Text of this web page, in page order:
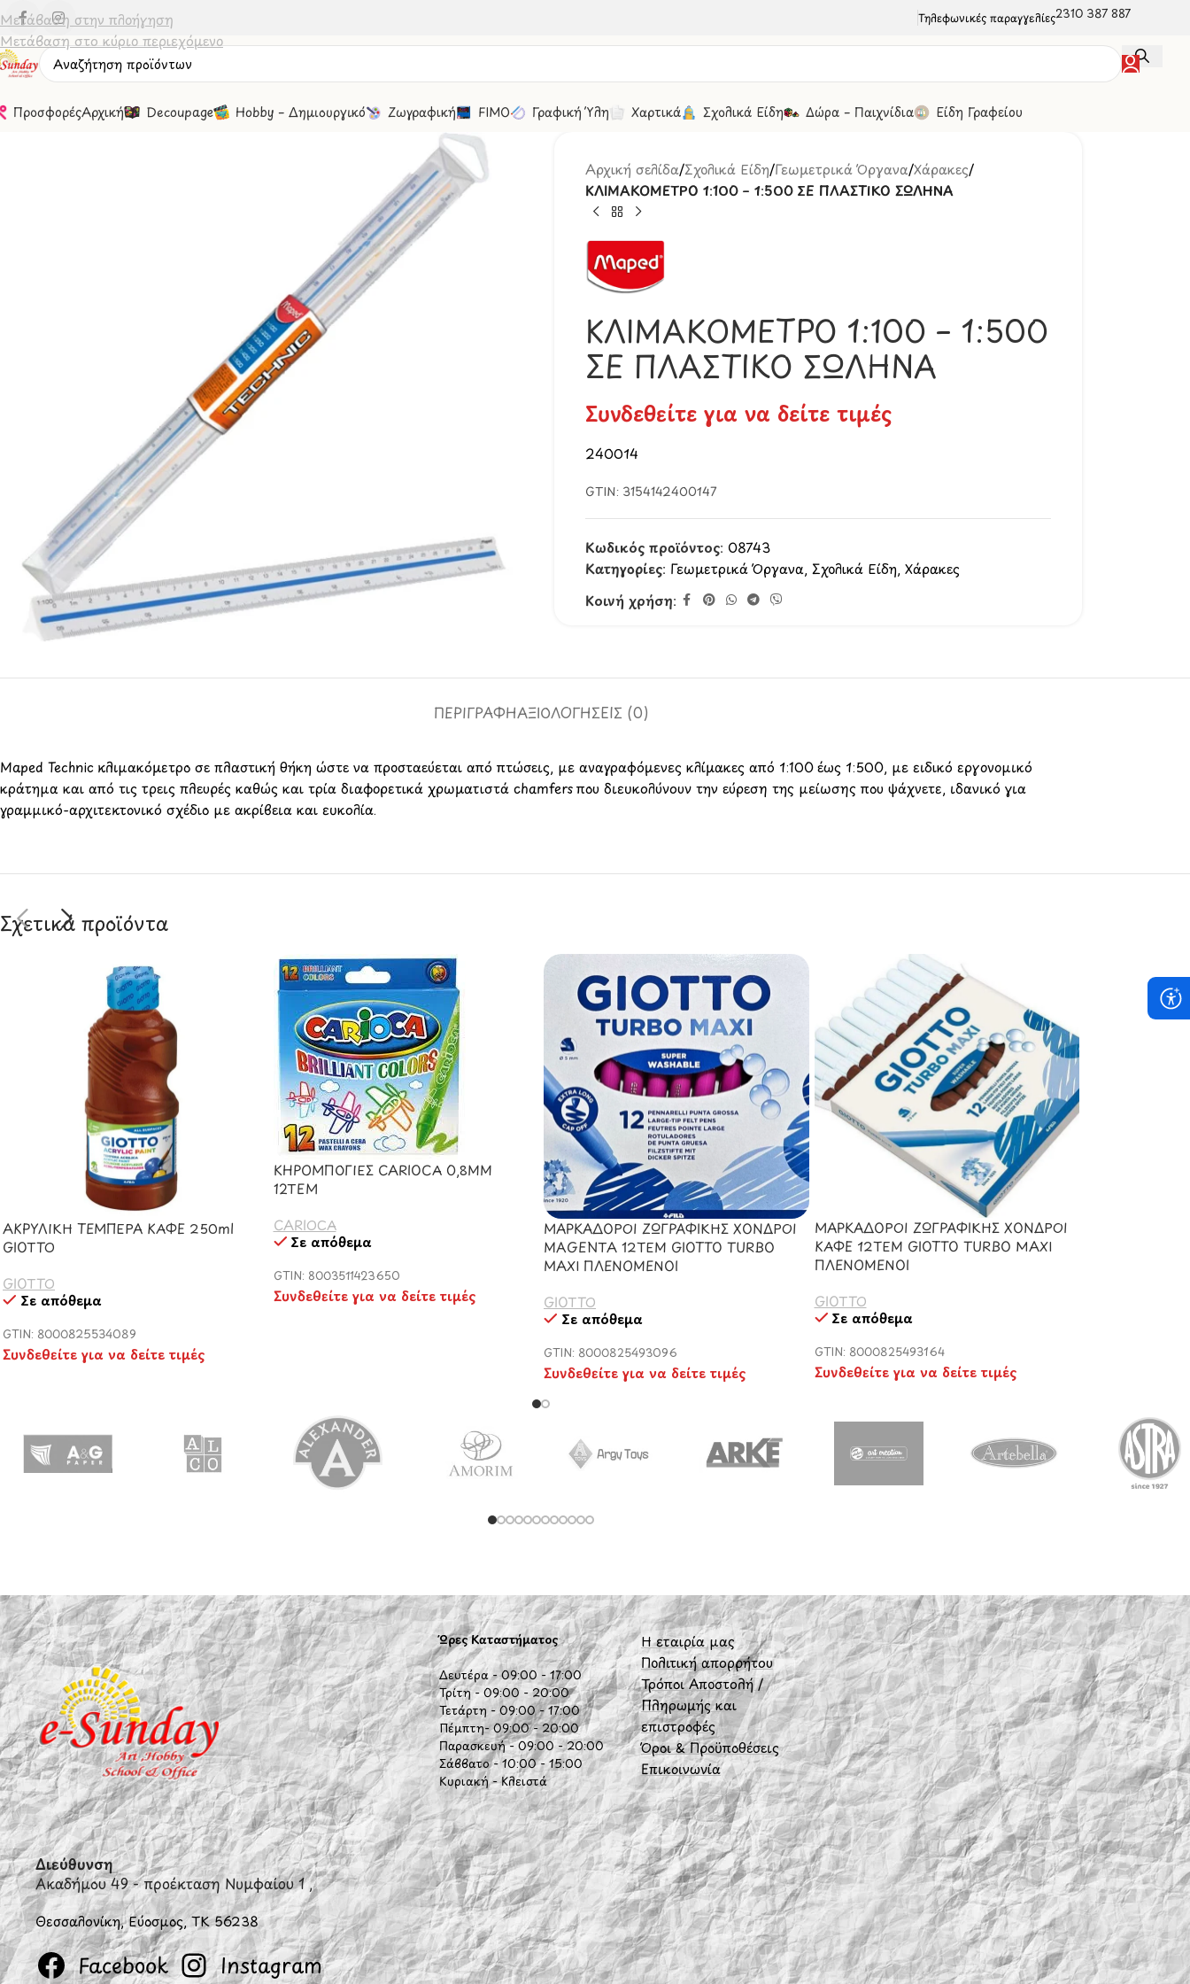
Μετάβαση στην πλοήγηση
Μετάβαση στο κύριο περιεχόμενο
Τηλεφωνικές παραγγελίες2310 387 887
ΠροσφορέςΑρχική Decoupage Hobby – Δημιουργικό Ζωγραφική FIMO Γραφική Ύλη Χαρτικά Σχολικά Είδη Δώρα – Παιχνίδια Είδη Γραφείου
Αρχική σελίδα/Σχολικά Είδη/Γεωμετρικά Όργανα/Χάρακες/
ΚΛΙΜΑΚΟΜΕΤΡΟ 1:100 – 1:500 ΣΕ ΠΛΑΣΤΙΚΟ ΣΩΛΗΝΑ
ΚΛΙΜΑΚΟΜΕΤΡΟ 1:100 – 1:500
ΣΕ ΠΛΑΣΤΙΚΟ ΣΩΛΗΝΑ
Συνδεθείτε για να δείτε τιμές
240014
GTIN: 3154142400147
Κωδικός προϊόντος: 08743
Κατηγορίες: Γεωμετρικά Όργανα, Σχολικά Είδη, Χάρακες
Κοινή χρήση:
ΠΕΡΙΓΡΑΦΉΑΞΙΟΛΟΓΉΣΕΙΣ (0)
Maped Technic κλιμακόμετρο σε πλαστική θήκη ώστε να προσταεύεται από πτώσεις, με αναγραφόμενες κλίμακες από 1:100 έως 1:500, με ειδικό εργονομικό
κράτημα και από τις τρεις πλευρές καθώς και τρία διαφορετικά χρωματιστά chamfers που διευκολύνουν την εύρεση της μείωσης που ψάχνετε, ιδανικό για
γραμμικό-αρχιτεκτονικό σχέδιο με ακρίβεια και ευκολία.
Σχετικά προϊόντα
ΑΚΡΥΛΙΚΗ ΤΕΜΠΕΡΑ ΚΑΦΕ 250ml
GIOTTO
GIOTTO
Σε απόθεμα
GTIN: 8000825534089
Συνδεθείτε για να δείτε τιμές
ΚΗΡΟΜΠΟΓΙΕΣ CARIOCA 0,8MM
12TEM
CARIOCA
Σε απόθεμα
GTIN: 8003511423650
Συνδεθείτε για να δείτε τιμές
ΜΑΡΚΑΔΟΡΟΙ ΖΩΓΡΑΦΙΚΗΣ ΧΟΝΔΡΟΙ
MAGENTA 12ΤΕΜ GIOTTO TURBO
MAXI ΠΛΕΝΟΜΕΝΟΙ
GIOTTO
Σε απόθεμα
GTIN: 8000825493096
Συνδεθείτε για να δείτε τιμές
ΜΑΡΚΑΔΟΡΟΙ ΖΩΓΡΑΦΙΚΗΣ ΧΟΝΔΡΟΙ
ΚΑΦΕ 12ΤΕΜ GIOTTO TURBO MAXI
ΠΛΕΝΟΜΕΝΟΙ
GIOTTO
Σε απόθεμα
GTIN: 8000825493164
Συνδεθείτε για να δείτε τιμές
BIELLA
Διεύθυνση
Ακαδήμου 49 - προέκταση Νυμφαίου 1 ,
Θεσσαλονίκη, Εύοσμος, ΤΚ 56238
Facebook Instagram
Ώρες Καταστήματος
Δευτέρα - 09:00 - 17:00
Τρίτη - 09:00 - 20:00
Τετάρτη - 09:00 - 17:00
Πέμπτη- 09:00 - 20:00
Παρασκευή - 09:00 - 20:00
Σάββατο - 10:00 - 15:00
Κυριακή - Κλειστά
Η εταιρία μας
Πολιτική απορρήτου
Τρόποι Αποστολή /
Πληρωμής και
επιστροφές
Όροι & Προϋποθέσεις
Επικοινωνία